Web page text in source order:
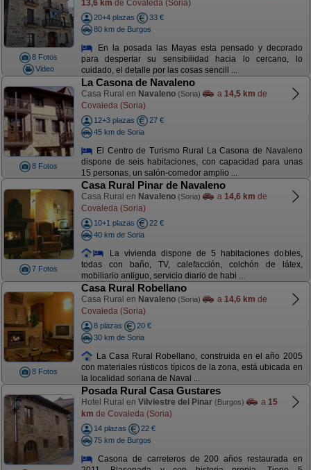
8 Fotos
Video
13,6 km de Covaleda (Soria)
20+4 plazas
33 €
80 km de Burgos
En la posada las Mayas esta pensado y decorado
para despertar su sensibilidad hacia lo cercano, lo
cuidado, el detalle por las cosas sencill ...
8 Fotos
La Casona de Navaleno
Casa Rural en Navaleno (Soria) a 14,5 km de
Covaleda (Soria)
12+3 plazas
27 €
45 km de Soria
El Centro de Turismo Rural La Casona de Navaleno
dispone de seis habitaciones, con capacidad para unas
15 personas, un salón-comedor amplio ...
7 Fotos
Casa Rural Pinar de Navaleno
Casa Rural en Navaleno (Soria) a 14,6 km de
Covaleda (Soria)
10+1 plazas
22 €
40 km de Soria
La vivienda dispone de 5 habitaciones dobles,
todas con baño, TV, calefacción, colchón de látex,
mobiliario antiguo, servicio diario de habi ...
8 Fotos
Casa Rural Robellano
Casa Rural en Navaleno (Soria) a 14,6 km de
Covaleda (Soria)
8 plazas
20 €
30 km de Soria
La Casa Rural Robellano, construida en el año 2005
con materiales rústicos típicos de la zona, está ubicada en
la localidad soriana de Naval ...
Posada Rural Casa Gustares
Hotel Rural en Vilviestre del Pinar (Burgos) a 15
km de Covaleda (Soria)
14 plazas
22 €
75 km de Burgos
Casona de carreteros de 200 años restaurada en